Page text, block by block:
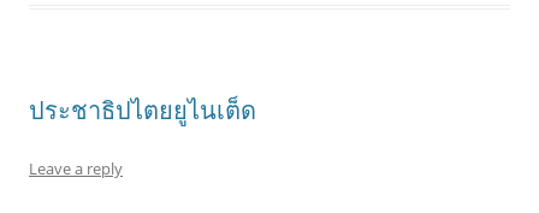
ประชาธิปไตยยูไนเต็ด
Leave a reply